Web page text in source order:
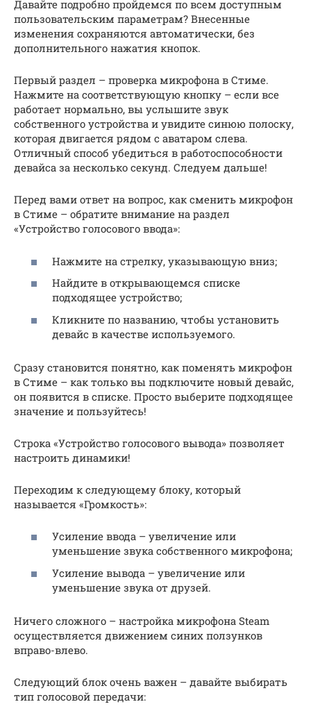
Давайте подробно пройдемся по всем доступным
пользовательским параметрам? Внесенные
изменения сохраняются автоматически, без
дополнительного нажатия кнопок.
Первый раздел – проверка микрофона в Стиме.
Нажмите на соответствующую кнопку – если все
работает нормально, вы услышите звук
собственного устройства и увидите синюю полоску,
которая двигается рядом с аватаром слева.
Отличный способ убедиться в работоспособности
девайса за несколько секунд. Следуем дальше!
Перед вами ответ на вопрос, как сменить микрофон
в Стиме – обратите внимание на раздел
«Устройство голосового ввода»:
Нажмите на стрелку, указывающую вниз;
Найдите в открывающемся списке
подходящее устройство;
Кликните по названию, чтобы установить
девайс в качестве используемого.
Сразу становится понятно, как поменять микрофон
в Стиме – как только вы подключите новый девайс,
он появится в списке. Просто выберите подходящее
значение и пользуйтесь!
Строка «Устройство голосового вывода» позволяет
настроить динамики!
Переходим к следующему блоку, который
называется «Громкость»:
Усиление ввода – увеличение или
уменьшение звука собственного микрофона;
Усиление вывода – увеличение или
уменьшение звука от друзей.
Ничего сложного – настройка микрофона Steam
осуществляется движением синих ползунков
вправо-влево.
Следующий блок очень важен – давайте выбирать
тип голосовой передачи: